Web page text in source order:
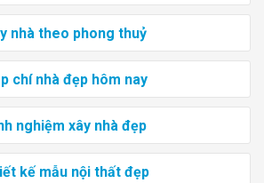
nhà theo phong thuỷ
chí nhà đẹp hôm nay
nghiệm xây nhà đẹp
kế mẫu nội thất đẹp